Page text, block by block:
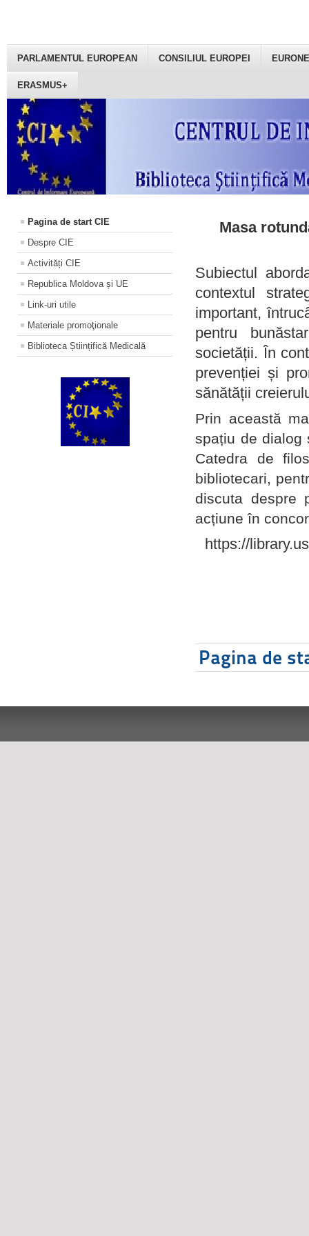
PARLAMENTUL EUROPEAN CONSILIUL EUROPEI
ERASMUS+
Pagina de start CIE
Despre CIE
Activități CIE
Republica Moldova și UE
Link-uri utile
Materiale promoţionale
Biblioteca Științifică Medicală
Masa
Subiectul
contextul
important,
pentru
societății. În
prevenției și
sănătății
Prin această
spațiu de dialog
Catedra de
bibliotecari,
discuta despre
acțiune în
https://
Pagina de